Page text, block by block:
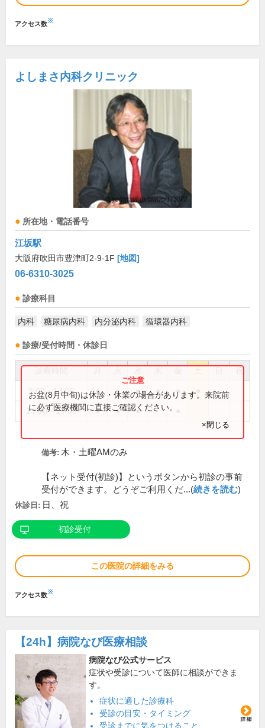
アクセス数※
よしまさ内科クリニック
所在地・電話番号
江坂駅
大阪府吹田市豊津町2-9-1F [地図]
06-6310-3025
診療科目
内科 糖尿病内科 内分泌内科 循環器内科
診療/受付時間・休診日
祝
9:00～13:00 ● ● ● ● ●
15:00～19:00 ● ● ●
お盆(8月中旬)は休診・休業の場合があります。来院前
に必ず医療機関に直接ご確認ください。
×閉じる
備考: 木・土曜AMのみ
【ネット受付(初診)】というボタンから初診の事前
受付ができます。どうぞご利用くだ...(続きを読む)
休診日: 日、祝
初診受付
この医院の詳細をみる
アクセス数※
【24h】 病院なび医療相談
病院なび公式サービス
症状や受診について医師に相談ができま
す。
症状に適した診療科
受診の目安・タイミング
受診までに気をつけること